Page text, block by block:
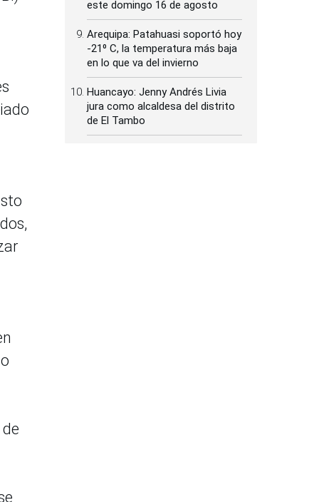
este domingo 16 de agosto
Arequipa: Patahuasi soportó hoy
-21⁰ C, la temperatura más baja
en lo que va del invierno
Huancayo: Jenny Andrés Livia
jura como alcaldesa del distrito
de El Tambo